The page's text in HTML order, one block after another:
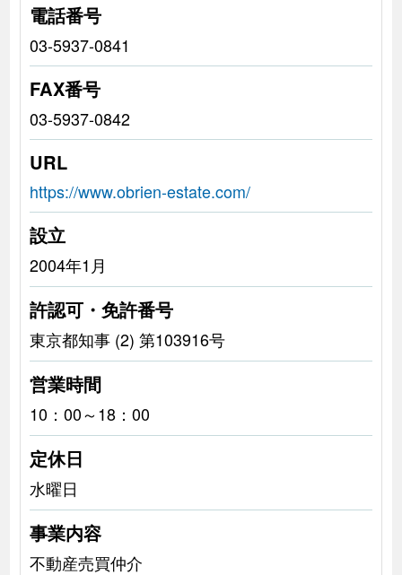
電話番号
03-5937-0841
FAX番号
03-5937-0842
URL
https://www.obrien-estate.com/
設立
2004年1月
許認可・免許番号
東京都知事 (2) 第103916号
営業時間
10：00～18：00
定休日
水曜日
事業内容
不動産売買仲介